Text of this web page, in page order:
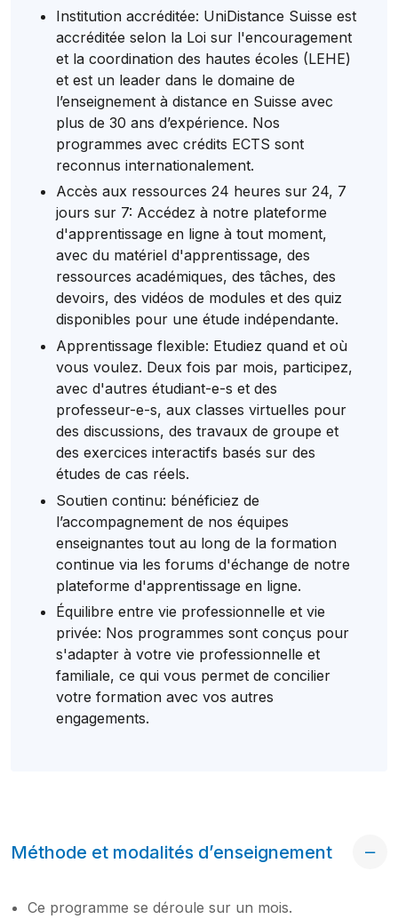
Institution accréditée: UniDistance Suisse est
accréditée selon la Loi sur l'encouragement
et la coordination des hautes écoles (LEHE)
et est un leader dans le domaine de
l’enseignement à distance en Suisse avec
plus de 30 ans d’expérience. Nos
programmes avec crédits ECTS sont
reconnus internationalement.
Accès aux ressources 24 heures sur 24, 7
jours sur 7: Accédez à notre plateforme
d'apprentissage en ligne à tout moment,
avec du matériel d'apprentissage, des
ressources académiques, des tâches, des
devoirs, des vidéos de modules et des quiz
disponibles pour une étude indépendante.
Apprentissage flexible: Etudiez quand et où
vous voulez. Deux fois par mois, participez,
avec d'autres étudiant-e-s et des
professeur-e-s, aux classes virtuelles pour
des discussions, des travaux de groupe et
des exercices interactifs basés sur des
études de cas réels.
Soutien continu: bénéficiez de
l’accompagnement de nos équipes
enseignantes tout au long de la formation
continue via les forums d'échange de notre
plateforme d'apprentissage en ligne.
Équilibre entre vie professionnelle et vie
privée: Nos programmes sont conçus pour
s'adapter à votre vie professionnelle et
familiale, ce qui vous permet de concilier
votre formation avec vos autres
engagements.
Méthode et modalités d’enseignement
Ce programme se déroule sur un mois.